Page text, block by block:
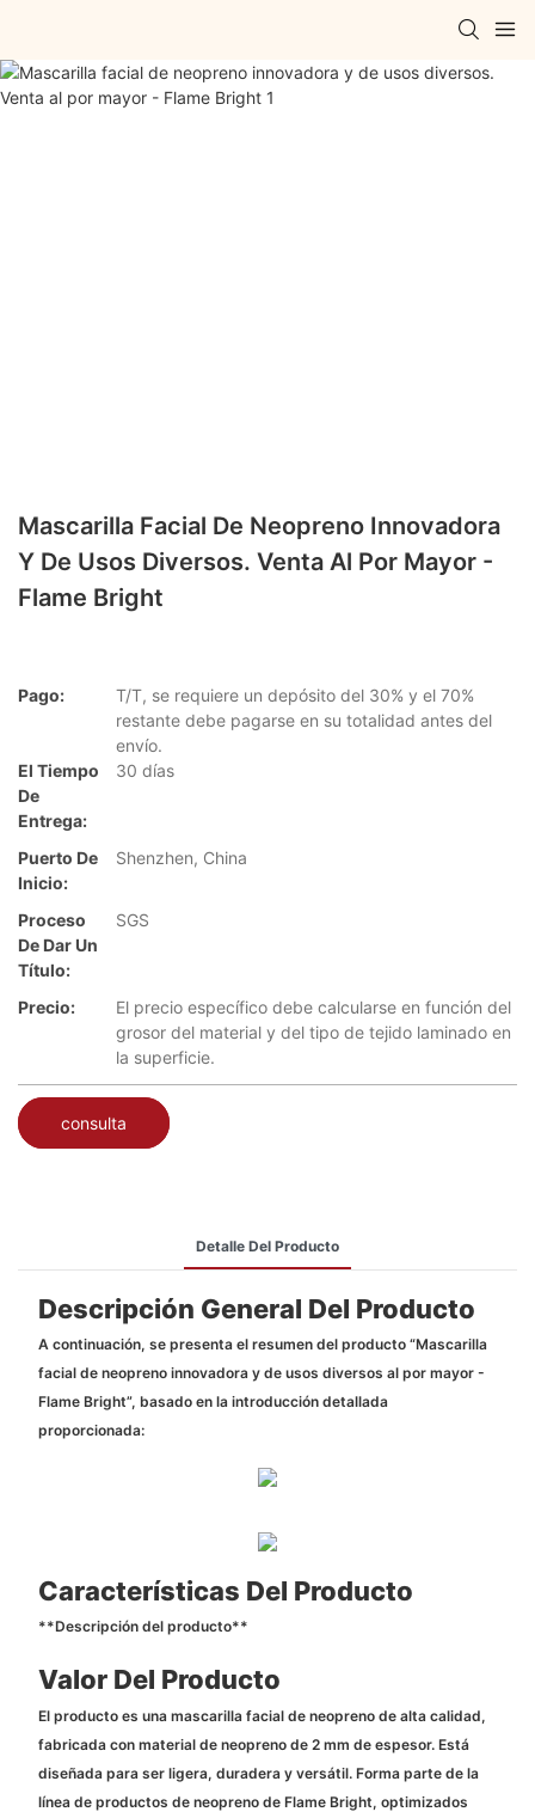
Mascarilla Facial De Neopreno Innovadora
Y De Usos Diversos. Venta Al Por Mayor -
Flame Bright
Pago:
T/T, se requiere un depósito del 30% y el 70%
restante debe pagarse en su totalidad antes del
envío.
El Tiempo
De
Entrega:
30 días
Puerto De
Inicio:
Shenzhen, China
Proceso
De Dar Un
Título:
SGS
Precio:
El precio específico debe calcularse en función del
grosor del material y del tipo de tejido laminado en
la superficie.
consulta
Detalle Del Producto
Descripción General Del Producto
A continuación, se presenta el resumen del producto “Mascarilla
facial de neopreno innovadora y de usos diversos al por mayor -
Flame Bright”, basado en la introducción detallada
proporcionada:
Características Del Producto
**Descripción del producto**
Valor Del Producto
El producto es una mascarilla facial de neopreno de alta calidad,
fabricada con material de neopreno de 2 mm de espesor. Está
diseñada para ser ligera, duradera y versátil. Forma parte de la
línea de productos de neopreno de Flame Bright, optimizados